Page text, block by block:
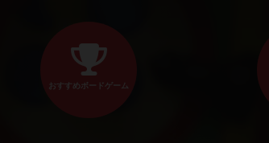
おすすめボードゲーム